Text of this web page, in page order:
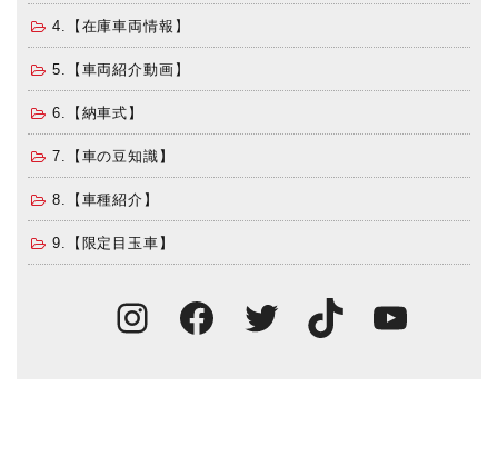
4.【在庫車両情報】
5.【車両紹介動画】
6.【納車式】
7.【車の豆知識】
8.【車種紹介】
9.【限定目玉車】
Instagram
Facebook
TwitterTikTok